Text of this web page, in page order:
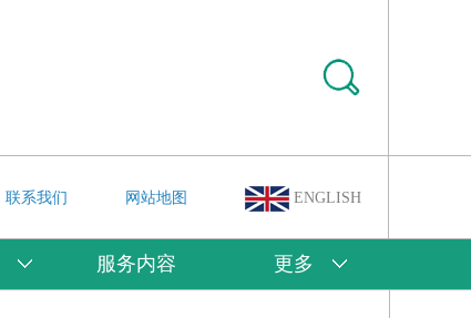
联系我们 网站地图 ENGLISH
服务内容 更多